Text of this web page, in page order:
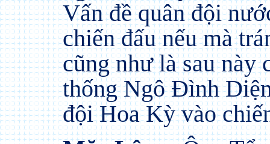
Vấn đề quân đội
chiến đấu nếu mà
cũng như là sau này
thống Ngô Đình
đội Hoa Kỳ vào